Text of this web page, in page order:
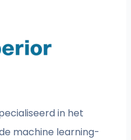
in het
machine learning-